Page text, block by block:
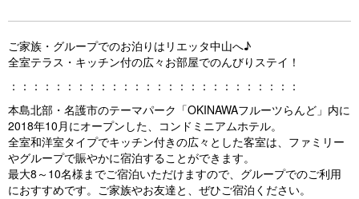
ご家族・グループでのお泊りはリエッタ中山へ♪
全室テラス・キッチン付の広々お部屋でのんびりステイ！
：：：：：：：：：：：：：：：：：：：：：：：：：：
本島北部・名護市のテーマパーク「OKINAWAフルーツらんど」内に
2018年10月にオープンした、コンドミニアムホテル。
全室和洋室タイプでキッチン付きの広々とした客室は、ファミリー
やグループで賑やかに宿泊することができます。
最大8～10名様までご宿泊いただけますので、グループでのご利用
におすすめです。ご家族やお友達と、ぜひご宿泊ください。